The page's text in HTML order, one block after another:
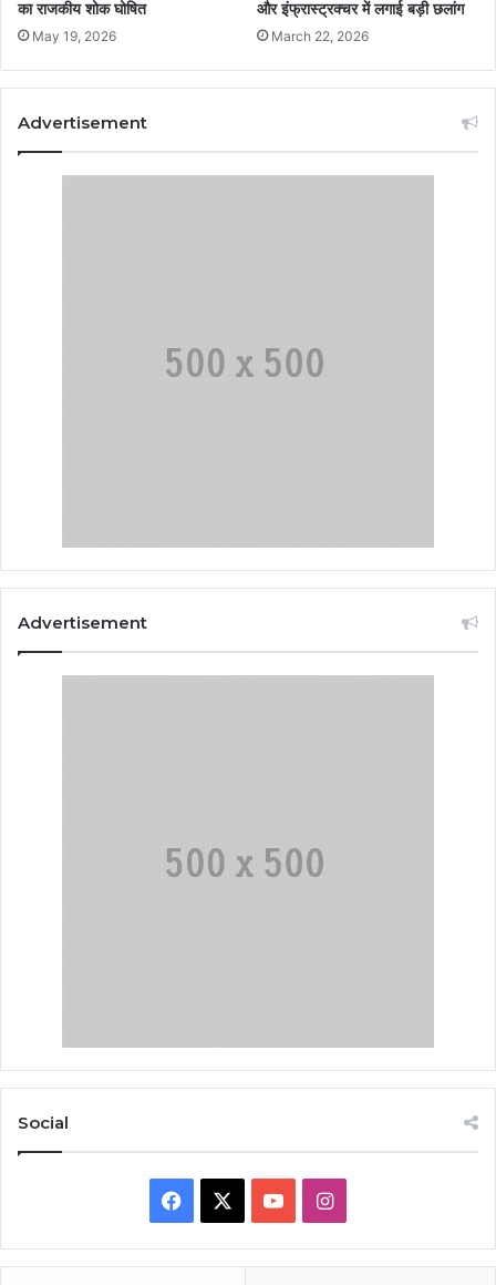
का राजकीय शोक घोषित
May 19, 2026
और इंफ्रास्ट्रक्चर में लगाई बड़ी छलांग
March 22, 2026
Advertisement
Advertisement
Social
Facebook YouTubeInstagram